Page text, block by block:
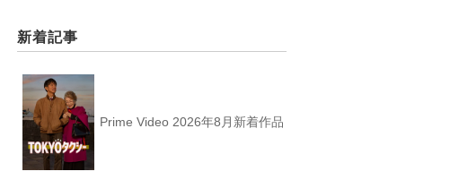
新着記事
Prime Video 2026年8月新着作品